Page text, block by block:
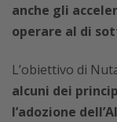
anche gli
operare al di
L’obiettivo di
alcuni dei
l’adozione